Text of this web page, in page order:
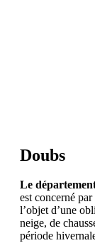
Doubs
Le
est concerné
l’objet d’une
neige, de
période